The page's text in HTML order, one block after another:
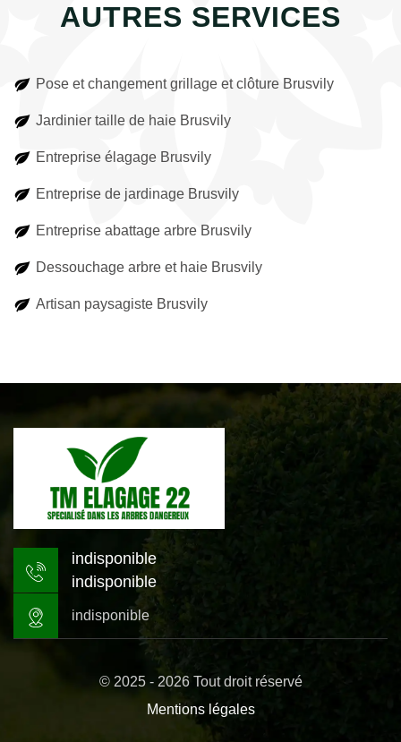
AUTRES SERVICES
Pose et changement grillage et clôture Brusvily
Jardinier taille de haie Brusvily
Entreprise élagage Brusvily
Entreprise de jardinage Brusvily
Entreprise abattage arbre Brusvily
Dessouchage arbre et haie Brusvily
Artisan paysagiste Brusvily
indisponible
indisponible
indisponible
© 2025 - 2026 Tout droit réservé
Mentions légales